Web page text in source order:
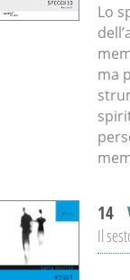
Lo
ma
14
Il